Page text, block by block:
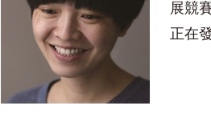
展競
正在